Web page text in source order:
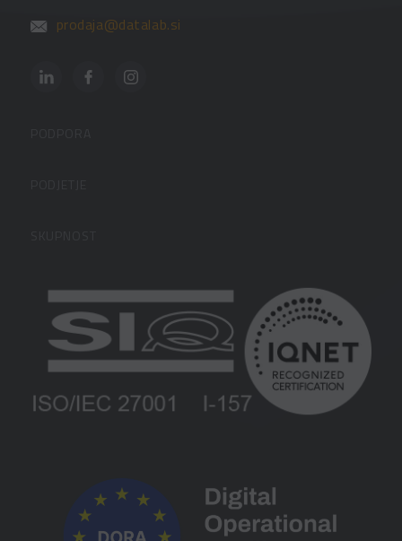
prodaja@datalab.si
Vlagatelji
Pogoji in pogodbe
Spletni seminarji